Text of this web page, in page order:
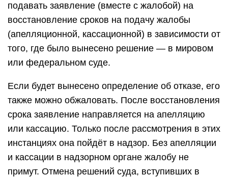
подавать заявление (вместе с жалобой) на
восстановление сроков на подачу жалобы
(апелляционной, кассационной) в зависимости от
того, где было вынесено решение — в мировом
или федеральном суде.
Если будет вынесено определение об отказе, его
также можно обжаловать. После восстановления
срока заявление направляется на апелляцию
или кассацию. Только после рассмотрения в этих
инстанциях она пойдёт в надзор. Без апелляции
и кассации в надзорном органе жалобу не
примут. Отмена решений суда, вступивших в